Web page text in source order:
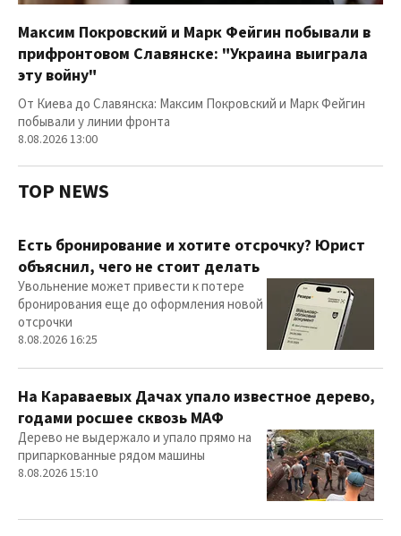
Максим Покровский и Марк Фейгин побывали в
прифронтовом Славянске: "Украина выиграла
эту войну"
От Киева до Славянска: Максим Покровский и Марк Фейгин
побывали у линии фронта
8.08.2026 13:00
TOP NEWS
Есть бронирование и хотите отсрочку? Юрист
объяснил, чего не стоит делать
Увольнение может привести к потере
бронирования еще до оформления новой
отсрочки
8.08.2026 16:25
На Караваевых Дачах упало известное дерево,
годами росшее сквозь МАФ
Дерево не выдержало и упало прямо на
припаркованные рядом машины
8.08.2026 15:10